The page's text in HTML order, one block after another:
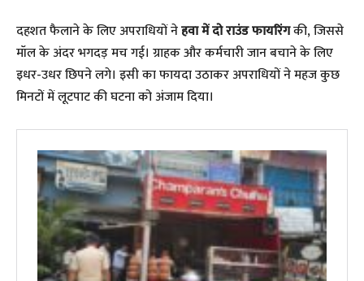
​दहशत फैलाने के लिए अपराधियों नेहवा में दो राउंड फायरिंगकी, जिससे
मॉल के अंदर भगदड़ मच गई। ग्राहक और कर्मचारी जान बचाने के लिए
इधर-उधर छिपने लगे। इसी का फायदा उठाकर अपराधियों ने महज कुछ
मिनटों में लूटपाट की घटना को अंजाम दिया।